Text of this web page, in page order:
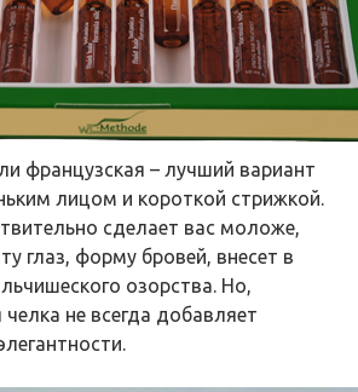
французская – лучший вариант
лицом и короткой стрижкой.
сделает вас моложе,
глаз, форму бровей, внесет в
озорства. Но,
не всегда добавляет